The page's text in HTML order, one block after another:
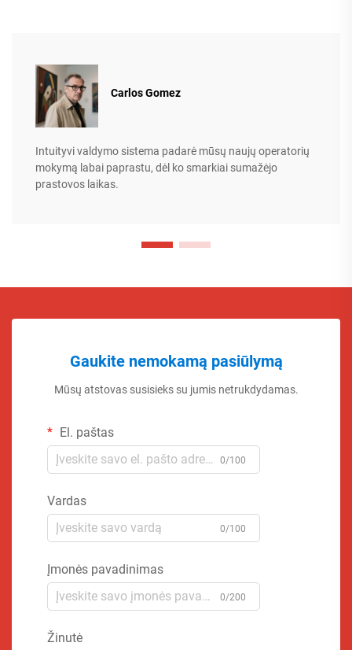
Carlos Gomez
Intuityvi valdymo sistema padarė mūsų naujų operatorių
mokymą labai paprastu, dėl ko smarkiai sumažėjo
prastovos laikas.
Gaukite nemokamą pasiūlymą
Mūsų atstovas susisieks su jumis netrukdydamas.
El. paštas
0/100
Vardas
0/100
Įmonės pavadinimas
0/200
Žinutė